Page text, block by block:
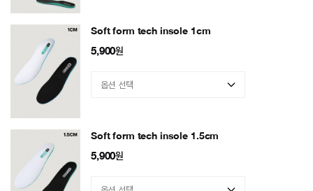
Soft form tech insole 1cm
5,900원
Soft form tech insole 1.5cm
5,900원